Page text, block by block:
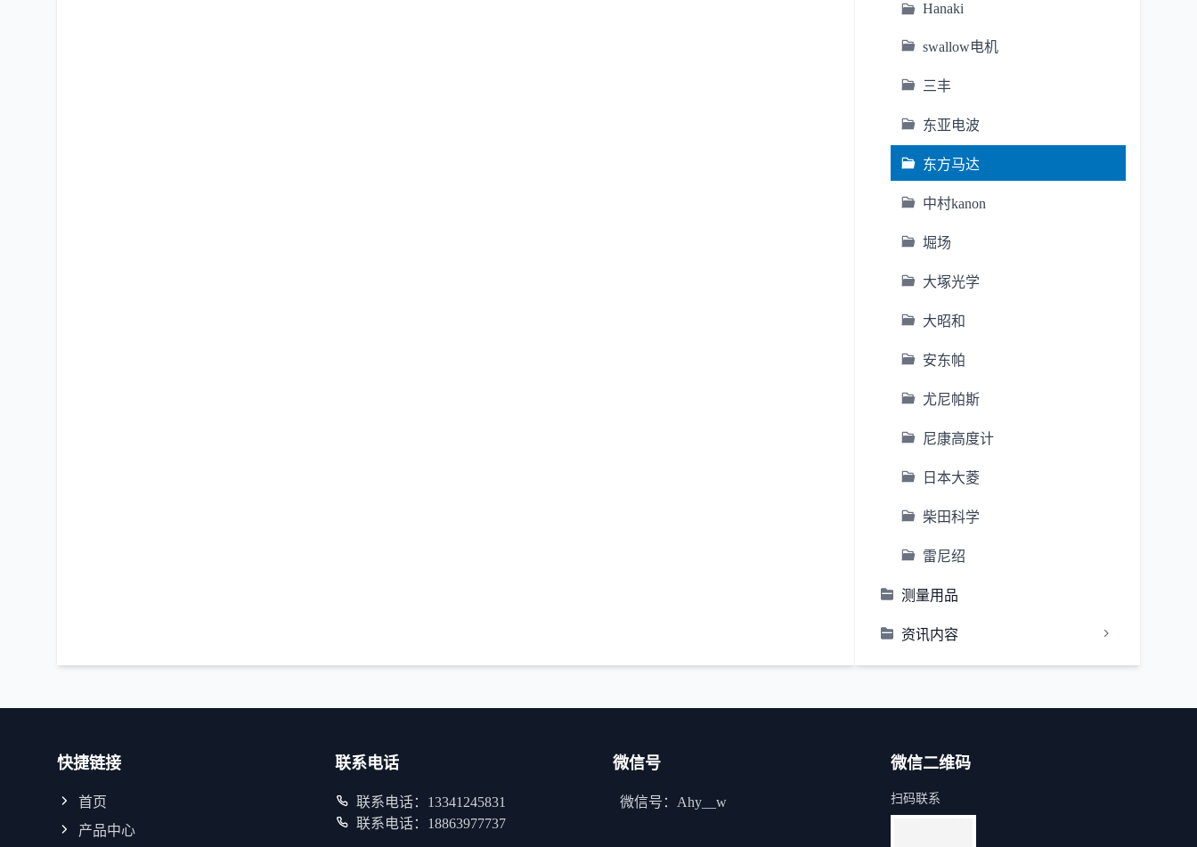
Hanaki
swallow电机
三丰
东亚电波
东方马达
中村kanon
堀场
大塚光学
大昭和
安东帕
尤尼帕斯
尼康高度计
日本大菱
柴田科学
雷尼绍
测量用品
资讯内容
快捷链接
首页
产品中心
联系电话
联系电话：13341245831
联系电话：18863977737
微信号
微信号：Ahy__w
微信二维码
扫码联系